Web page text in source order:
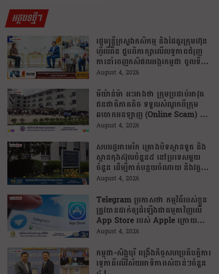
អត្ថបទថ្មីៗ
រដ្ឋមន្រ្តីក្រសួងកសិកម្ម និងដៃគូរក្រុមហ៊ុន
ហ្វីលីពីន ជួបពិភាក្សាលើលទ្ធភាពជំរុញ
ការនាំចេញកសិផលអង្ករកម្ពុជា ចូលទី
ផ្សារហ្វីលីពីន
August 4, 2026
មីយ៉ាន់ម៉ា អះអាងថា ក្រុមប្រដាប់អាវុធ
ជនជាតិភាគតិច ទទួលសំណូកពីក្រុម
ឆបោកអនឡាញ (Online Scam) ជា
ថ្នូរនឹងការជួយរត់ចូលប្រទេសថៃ!
August 4, 2026
សហរដ្ឋអាមេរិក គ្រោងបិទស្ថានទូត និង
ស្ថានកុងស៊ុលចំនួន៥ នៅប្រទេសមួយ
ចំនួន ដើម្បីកាត់បន្ថយចំណាយ និងវត្ត
មានការទូតដែលគ្មានប្រសិទ្ធភាព
August 4, 2026
Telegram ប្រកាសថា កម្មវិធីរបស់ខ្លួន
ត្រូវបានដាក់ឲ្យដំឡើងជាធម្មតាវិញលើ
App Store របស់ Apple ក្រោយបាត់
ខ្លួនដោយគ្មានការបញ្ជាក់ពីមូលហេតុ
August 4, 2026
កម្ពុជា-សិង្ហបុរី ពង្រឹងកិច្ចសហប្រតិបត្តិការ
ទ្វេភាគីលើវិស័យអាទិភាពសំខាន់ៗចំនួន